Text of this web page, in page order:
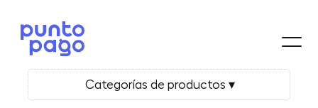
Categorías de productos ▾